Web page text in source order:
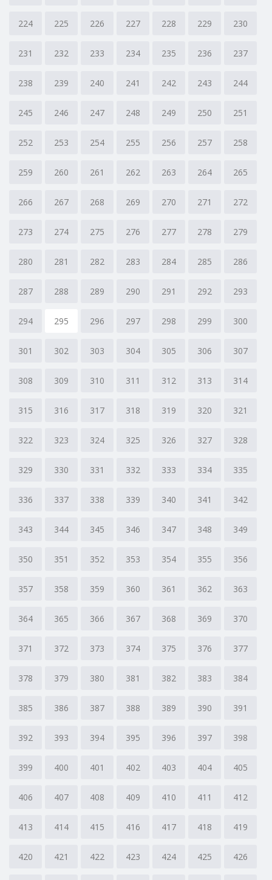
224 225 226 227 228 229 230
231 232 233 234 235 236 237
238 239 240 241 242 243 244
245 246 247 248 249 250 251
252 253 254 255 256 257 258
259 260 261 262 263 264 265
266 267 268 269 270 271 272
273 274 275 276 277 278 279
280 281 282 283 284 285 286
287 288 289 290 291 292 293
294 295 296 297 298 299 300
301 302 303 304 305 306 307
308 309 310 311 312 313 314
315 316 317 318 319 320 321
322 323 324 325 326 327 328
329 330 331 332 333 334 335
336 337 338 339 340 341 342
343 344 345 346 347 348 349
350 351 352 353 354 355 356
357 358 359 360 361 362 363
364 365 366 367 368 369 370
371 372 373 374 375 376 377
378 379 380 381 382 383 384
385 386 387 388 389 390 391
392 393 394 395 396 397 398
399 400 401 402 403 404 405
406 407 408 409 410 411 412
413 414 415 416 417 418 419
420 421 422 423 424 425 426